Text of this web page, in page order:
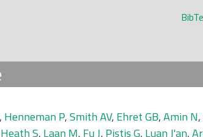
, Henneman P,Smith AV, Ehret GB,Amin N,
Heath S, Laan M, Fu J, Pistis G, Luan J'an,